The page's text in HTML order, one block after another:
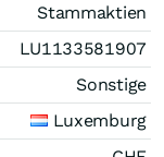
Stammaktien
LU1133581907
Sonstige
Luxemburg